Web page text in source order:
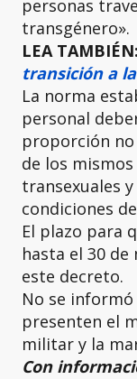
personas
transgénero».
LEA TAMBIÉN:
transición a
La norma
personal
proporción
de los
transexuales
condiciones
El plazo para
hasta el 30
este decreto.
No se
presenten el
militar y la
Con